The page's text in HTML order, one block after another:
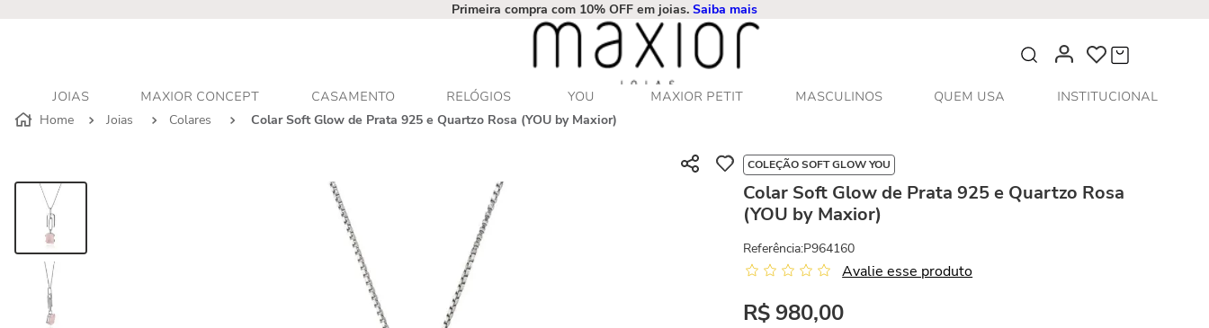
Primeira compra com 10% OFF em joias. Saiba mais
O que você procura?
JOIAS MAXIOR CONCEPT CASAMENTO RELÓGIOS YOU MAXIOR PETIT MASCULINOS QUEM USA
INSTITUCIONAL
Joias
Colares Colar Soft Glow de Prata 925 e Quartzo Rosa (YOU by Maxior)
COLEÇÃO SOFT GLOW YOU
Colar Soft Glow de Prata 925 e Quartzo Rosa
(YOU by Maxior)
Referência:P964160
Avalie esse produto
R$ 980,00